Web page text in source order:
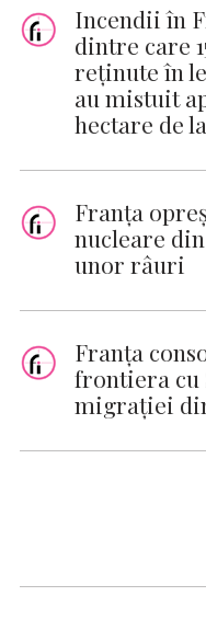
Incendii în
dintre care
reținute în
au mistuit
hectare de
Franţa
nucleare
unor râuri
Franţa
frontiera cu
migraţiei